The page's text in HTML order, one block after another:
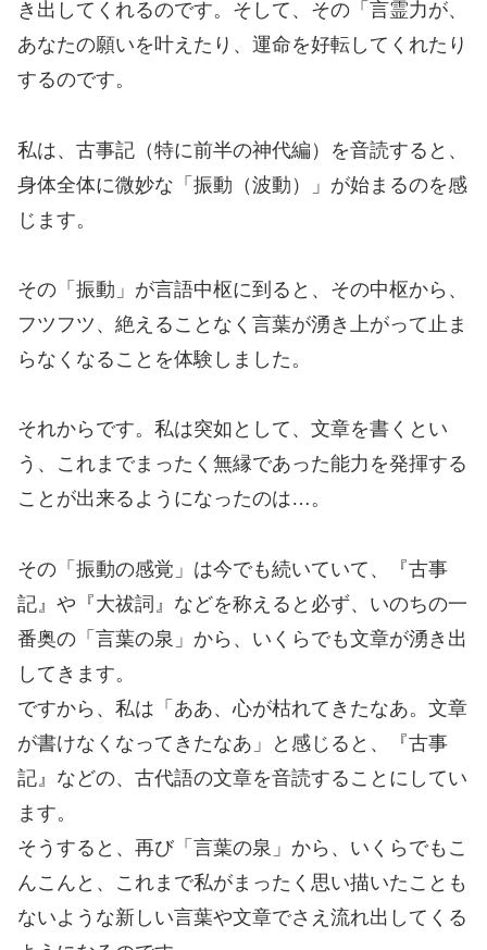
き出してくれるのです。そして、その「言霊力が、
あなたの願いを叶えたり、運命を好転してくれたり
するのです。
私は、古事記（特に前半の神代編）を音読すると、
身体全体に微妙な「振動（波動）」が始まるのを感
じます。
その「振動」が言語中枢に到ると、その中枢から、
フツフツ、絶えることなく言葉が湧き上がって止ま
らなくなることを体験しました。
それからです。私は突如として、文章を書くとい
う、これまでまったく無縁であった能力を発揮する
ことが出来るようになったのは…。
その「振動の感覚」は今でも続いていて、『古事
記』や『大祓詞』などを称えると必ず、いのちの一
番奥の「言葉の泉」から、いくらでも文章が湧き出
してきます。
ですから、私は「ああ、心が枯れてきたなあ。文章
が書けなくなってきたなあ」と感じると、『古事
記』などの、古代語の文章を音読することにしてい
ます。
そうすると、再び「言葉の泉」から、いくらでもこ
んこんと、これまで私がまったく思い描いたことも
ないような新しい言葉や文章でさえ流れ出してくる